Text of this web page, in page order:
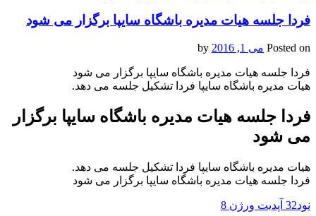
فردا جلسه هیات مدیره باشگاه سایپا برگزار می شود
Posted on می 1, 2016
فردا جلسه هیات مدیره باشگاه سایپا برگزار می شود
هیات مدیره باشگاه سایپا فردا تشکیل جلسه می دهد.
فردا جلسه هیات مدیره باشگاه سایپا برگزار
می شود
هیات مدیره باشگاه سایپا فردا تشکیل جلسه می دهد.
فردا جلسه هیات مدیره باشگاه سایپا برگزار می شود
نود32 آپدیت ورژن 8